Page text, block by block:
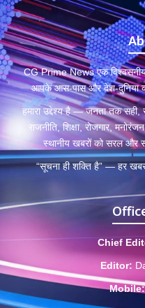
CG Prime News एक विश्वसनीय
आपके आस-पास और देश-दुनिया
हमारा उद्देश्य है — जनता तक सही,
राजनीति, शिक्षा, रोजगार,
स्थानीय खबरों को सरल और
“सूचना ही शक्ति है” — हर
Chief
Editor:
Mobile: